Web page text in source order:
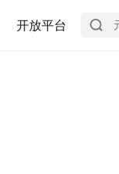
开放平台